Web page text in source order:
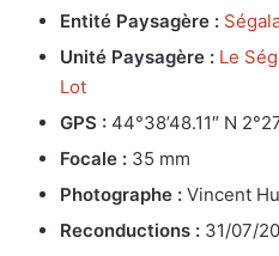
Entité Paysagère :
Unité Paysagère : Le
Lot
GPS : 44°38’48.11″ N
Focale : 35 mm
Photographe : Vincent
Reconductions : 31/07/